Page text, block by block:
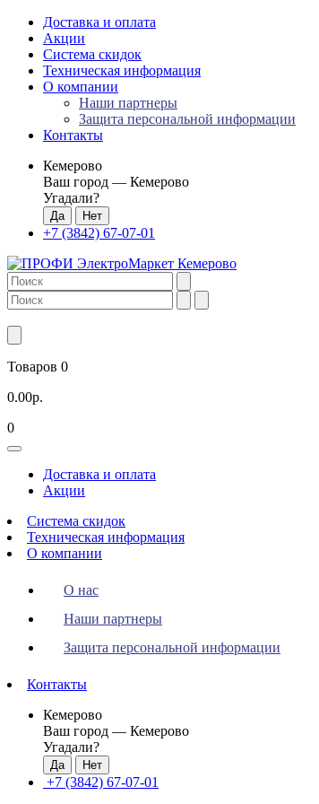
Доставка и оплата
Акции
Система скидок
Техническая информация
О компании
Наши партнеры
Защита персональной информации
Контакты
Кемерово
Ваш город — Кемерово
Угадали?
+7 (3842) 67-07-01
Товаров 0
0.00р.
0
Toggle
navigationДоставка и оплата
Акции
Система скидок
Техническая информация
О компании
О нас
Наши партнеры
Защита персональной информации
Контакты
Кемерово
Ваш город — Кемерово
Угадали?
+7 (3842) 67-07-01